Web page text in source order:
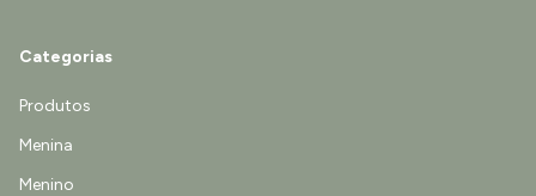
Categorias
Produtos
Menina
Menino